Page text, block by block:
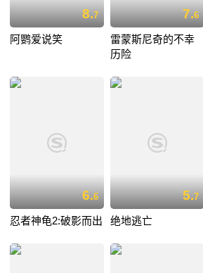
8.7
阿鹦爱说笑
7.6
雷蒙斯尼奇的不幸
历险
6.6
忍者神龟2:破影而出
5.7
绝地逃亡